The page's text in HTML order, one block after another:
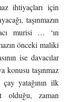
ihtiyaçları için
taşınmazın
murisi … ‘ın
önceki maliki
ise davacılar
konusu taşınmaz
çay yatağının ilk
olduğu, zaman